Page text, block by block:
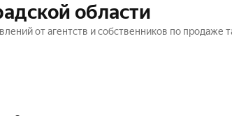
области
от агентств и собственников по продаже